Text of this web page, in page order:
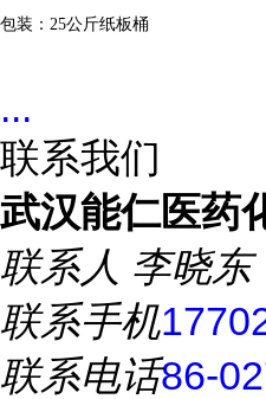
包装： 25公斤纸板桶
...
联系我们
武汉能仁医药
联系人 李晓东
联系手机
联系电话86-